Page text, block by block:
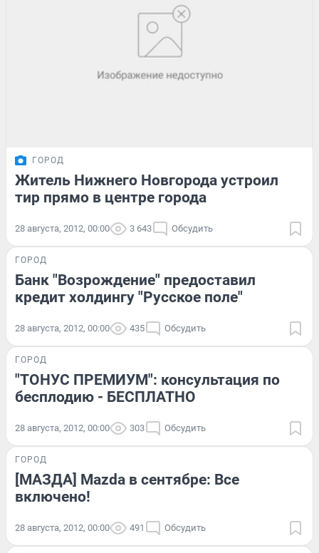
ГОРОД
Житель Нижнего Новгорода устроил
тир прямо в центре города
28 августа, 2012, 00:00 3 643 Обсудить
ГОРОД
Банк "Возрождение" предоставил
кредит холдингу "Русское поле"
28 августа, 2012, 00:00 435 Обсудить
ГОРОД
"ТОНУС ПРЕМИУМ": консультация по
бесплодию - БЕСПЛАТНО
28 августа, 2012, 00:00 303 Обсудить
ГОРОД
[МАЗДА] Mazda в сентябре: Все
включено!
28 августа, 2012, 00:00 491 Обсудить